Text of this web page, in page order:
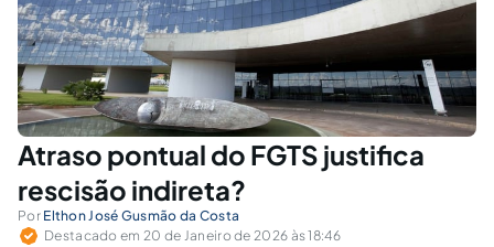
Atraso pontual do FGTS justifica
rescisão indireta?
Por Elthon José Gusmão da Costa
Destacado em 20 de Janeiro de 2026 às 18:46